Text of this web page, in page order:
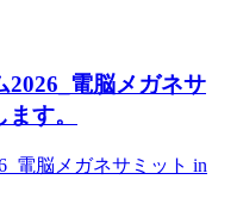
電脳メガネサ
す。
電脳メガネサミット in